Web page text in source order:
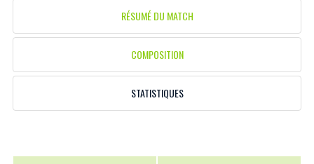
RÉSUMÉ DU MATCH
COMPOSITION
STATISTIQUES